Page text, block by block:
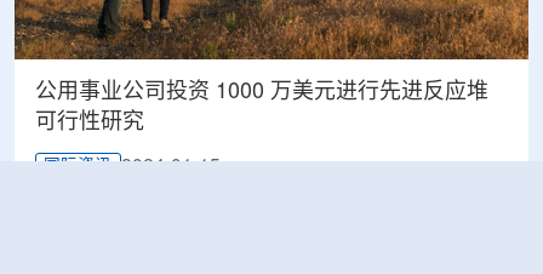
公用事业公司投资 1000 万美元进行先进反应堆
可行性研究
国际资讯 2024-01-15